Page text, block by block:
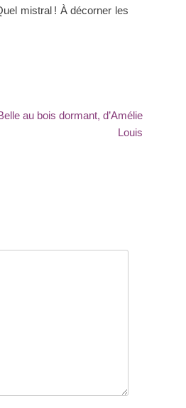
mistral ! À décorner les
au bois dormant, d’Amélie
Louis